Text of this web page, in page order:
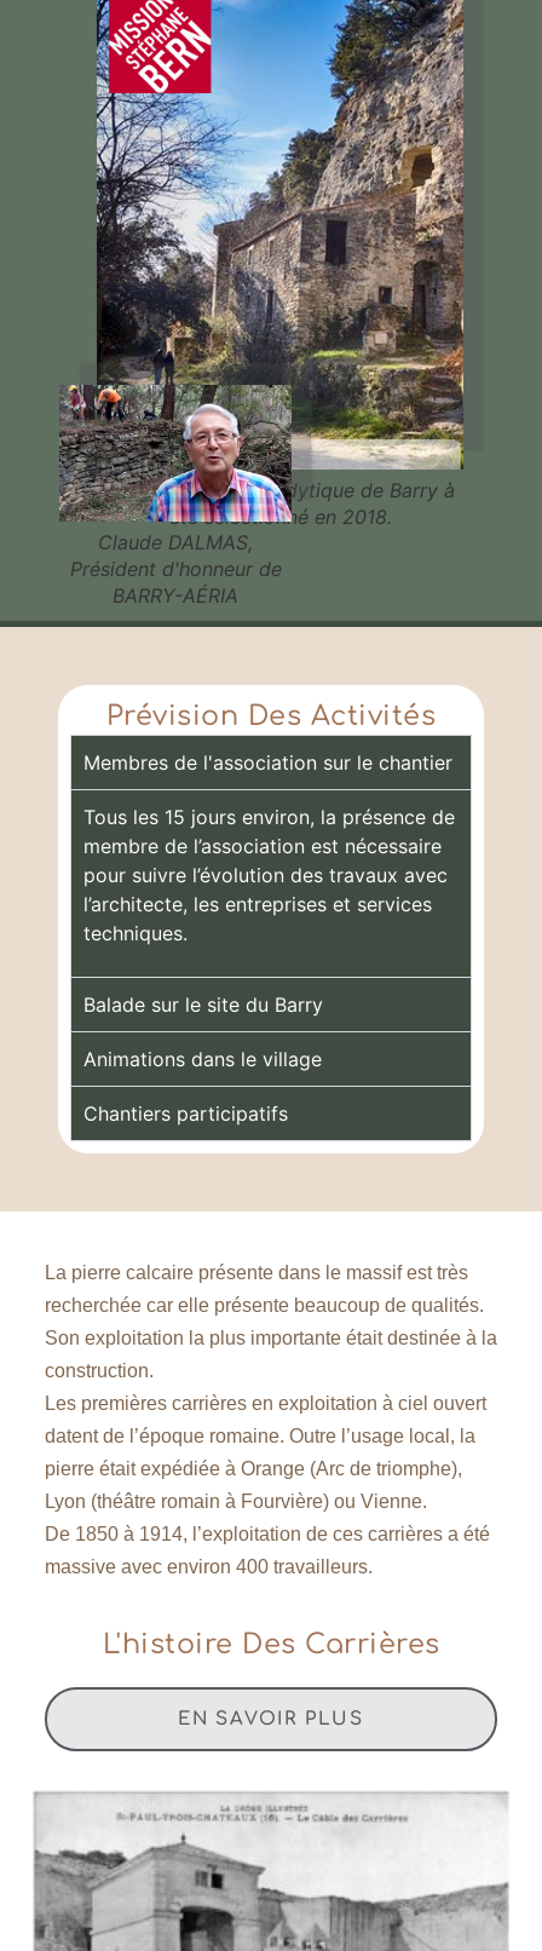
Notre village troglodytique de Barry à
été sélectionné en 2018.
Claude DALMAS,
Président d'honneur de
BARRY-AÉRIA
Prévision Des Activités
Membres de l'association sur le chantier
Tous les 15 jours environ, la présence de
membre de l’association est nécessaire
pour suivre l’évolution des travaux avec
l’architecte, les entreprises et services
techniques.
Balade sur le site du Barry
Animations dans le village
Chantiers participatifs
La pierre calcaire présente dans le massif est très
recherchée car elle présente beaucoup de qualités.
Son exploitation la plus importante était destinée à la
construction.
Les premières carrières en exploitation à ciel ouvert
datent de l’époque romaine. Outre l’usage local, la
pierre était expédiée à Orange (Arc de triomphe),
Lyon (théâtre romain à Fourvière) ou Vienne.
De 1850 à 1914, l’exploitation de ces carrières a été
massive avec environ 400 travailleurs.
L'histoire Des Carrières
EN SAVOIR PLUS